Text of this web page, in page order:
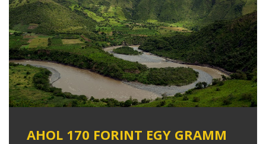
AHOL 170 FORINT EGY GRAMM